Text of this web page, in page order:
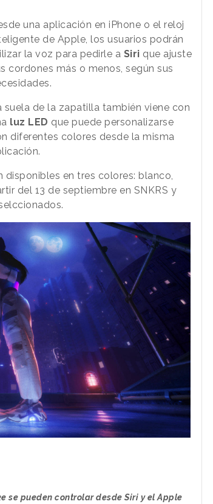
una aplicación en iPhone o el reloj
de Apple, los usuarios podrán
la voz para pedirle a Siri que ajuste
cordones más o menos, según sus
suela de la zapatilla también viene con
luz LED que puede personalizarse
diferentes colores desde la misma
disponibles en tres colores: blanco,
del 13 de septiembre en SNKRS y
se pueden controlar desde Siri y el Apple